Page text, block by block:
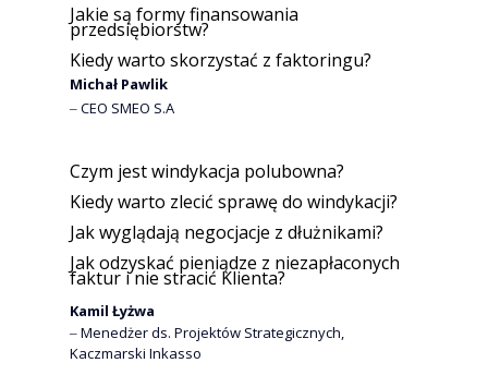
Jakie są formy finansowania
przedsiębiorstw?
Kiedy warto skorzystać z faktoringu?
Michał Pawlik
Kamil Łyżwa
‒ CEO SMEO S.A
Czym jest windykacja polubowna?
Kiedy warto zlecić sprawę do windykacji?
Jak wyglądają negocjacje z dłużnikami?
Jak odzyskać pieniądze z niezapłaconych
faktur i nie stracić Klienta?
‒ Menedżer ds. Projektów Strategicznych,
Kaczmarski Inkasso